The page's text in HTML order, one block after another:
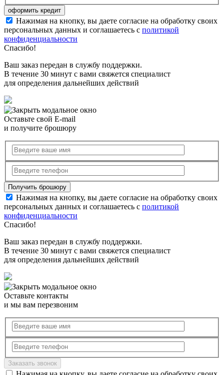
Нажимая на кнопку, вы даете согласие на обработку своих
персональных данных и соглашаетесь с политикой
конфиденциальности
Спасибо!
Ваш заказ передан в службу поддержки.
В течение 30 минут с вами свяжется специалист
для определения дальнейших действий
Оставьте свой E-mail
и получите брошюру
Нажимая на кнопку, вы даете согласие на обработку своих
персональных данных и соглашаетесь с политикой
конфиденциальности
Спасибо!
Ваш заказ передан в службу поддержки.
В течение 30 минут с вами свяжется специалист
для определения дальнейших действий
Оставьте контакты
и мы вам перезвоним